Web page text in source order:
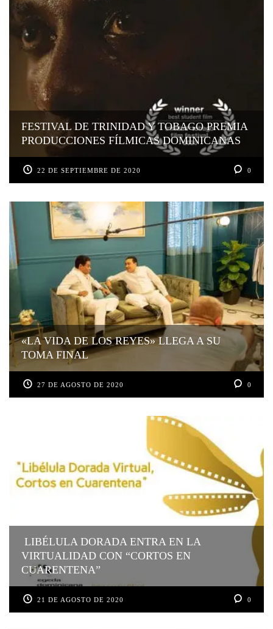
FESTIVAL DE TRINIDAD Y TOBAGO PREMIA
PRODUCCIONES FÍLMICAS DOMINICANAS
22 DE SEPTIEMBRE DE 2020 0
«LA VIDA DE LOS REYES» LLEGA A SU
TOMA FINAL
27 DE AGOSTO DE 2020 0
LIBÉLULA DORADA ENTRA EN LA
VIRTUALIDAD CON “CORTOS EN
CUARENTENA”
21 DE AGOSTO DE 2020 0